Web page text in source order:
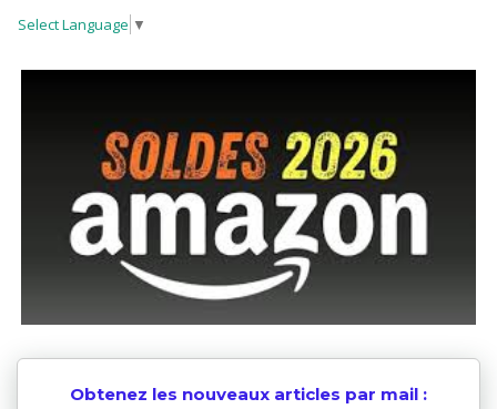
Select Language ▼
Obtenez les nouveaux articles par mail :